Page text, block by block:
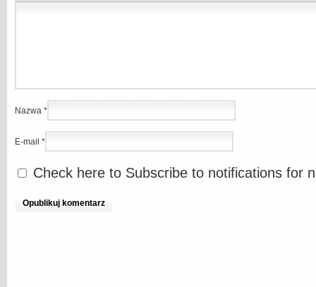
Nazwa *
E-mail *
Check here to Subscribe to notifications for